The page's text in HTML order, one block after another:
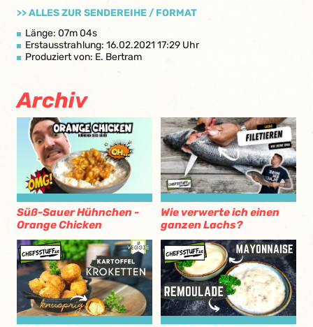
>> ALLES ZUR SENDEREIHE / FORMAT
Länge: 07m 04s
Erstausstrahlung: 16.02.2021 17:29 Uhr
Produziert von: E. Bertram
Archiv
Süß-Sauer Hühnchen -
Orange Chicken
Wie verwerte ich einen
ganzen Lachs?